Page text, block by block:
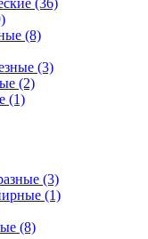
(8)
(3)
(2)
(1)
(3)
(1)
(8)